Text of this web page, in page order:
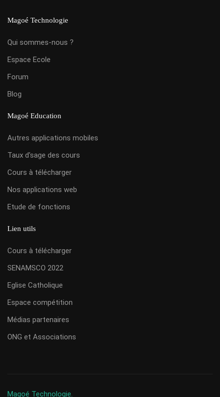
Magoé Technologie
Qui sommes-nous ?
Espace Ecole
Forum
Blog
Magoé Education
Autres applications mobiles
Taux d'sage des cours
Cours à télécharger
Nos applications web
Etude de fonctions
Lien utils
Cours à télécharger
SENAMSCO 2022
Eglise Catholique
Espace compétition
Médias partenaires
ONG et Associations
Magoé Technologie.